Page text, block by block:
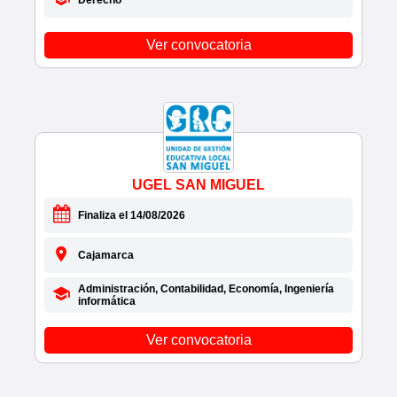
POLICIAL(DIRSAPOL)
• DIRECCIÓN DE TRABAJO ANCASH
• DIRECCIÓN DE TRANSPORTES
• DIRECCIÓN DE TRANSPORTES CAJAMARCA
• DIRECCIÓN DE TRANSPORTES(DRSTC)
• DIRECCIÓN DE TRANSPORTES(DRTC)
• DIRECCION DE TRANSPORTES(DRTC)
PIURA
• DIRECCIÓN DE TRANSPORTES(DRTC)
PUNO
• DIRECCIÓN DE TRANSPORTES(DRTC)
UCAYALI
• DIRECCION REGIONAL AGRICULTURA PIURA
• DIRECCIÓN REGIONAL DE AGRICULTURA
Ver convocatoria
UGEL SAN MIGUEL
Finaliza el 14/08/2026
Cajamarca
Administración, Contabilidad, Economía, Ingeniería
informática
Ver convocatoria